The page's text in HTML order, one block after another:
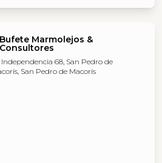
Marmolejos &
Independencia 68, San Pedro de
San Pedro de Macorís